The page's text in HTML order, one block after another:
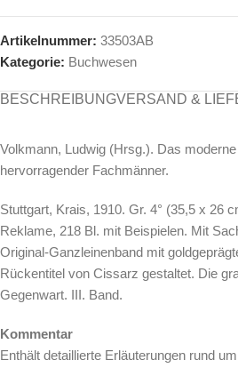
Artikelnummer: 33503AB
Kategorie: Buchwesen
BESCHREIBUNGVERSAND &
Volkmann, Ludwig (Hrsg.). Das
hervorragender Fachmänner.
Stuttgart, Krais, 1910. Gr. 4° (35,5 x 26
Reklame, 218 Bl. mit Beispielen. Mit
Original-Ganzleinenband mit
Rückentitel von Cissarz gestaltet. Die
Gegenwart. III. Band.
Kommentar
Enthält detaillierte Erläuterungen rund